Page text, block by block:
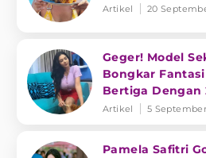
Artikel 20
Geger! Model
Bongkar
Bertiga Dengan
Artikel 5
Pamela Safitri